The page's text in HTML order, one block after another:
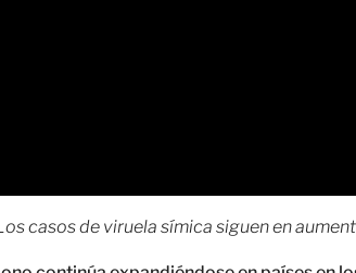
casos de viruela símica siguen en